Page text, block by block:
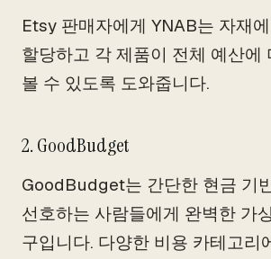
Etsy 판매자에게 YNAB는 자재
할당하고 각 제품이 전체 예산에
볼 수 있도록 도와줍니다.
2. GoodBudget
GoodBudget는 간단한 현금 기
선호하는 사람들에게 완벽한 가
구입니다. 다양한 비용 카테고리